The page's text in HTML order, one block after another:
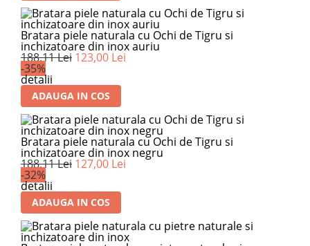
Bratara piele naturala cu Ochi de Tigru si
inchizatoare din inox auriu
188,11 Lei 123,00 Lei
-35%
detalii
ADAUGA IN COS
Bratara piele naturala cu Ochi de Tigru si
inchizatoare din inox negru
188,11 Lei 127,00 Lei
-32%
detalii
ADAUGA IN COS